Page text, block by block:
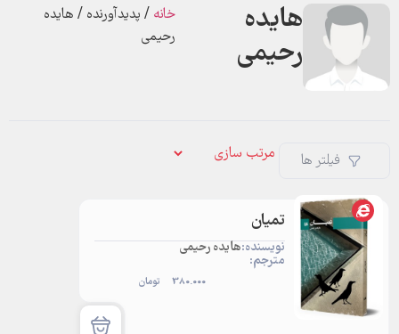
هایده
رحیمی
خانه / پدیدآورنده / هایده
رحیمی
فیلتر ها
تمیان
نویسنده:هایده رحیمی
مترجم:
380.000 تومان